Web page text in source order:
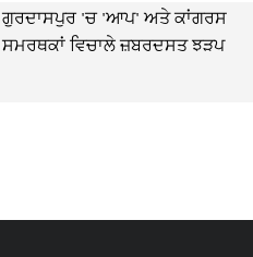
ਗੁਰਦਾਸਪੁਰ 'ਚ 'ਆਪ' ਅਤੇ ਕਾਂਗਰਸ
ਸਮਰਥਕਾਂ ਵਿਚਾਲੇ ਜ਼ਬਰਦਸਤ ਝੜਪ